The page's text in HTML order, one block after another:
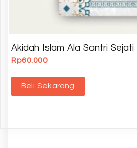
Akidah Islam Ala Santri Sejati
Rp60.000
Beli Sekarang